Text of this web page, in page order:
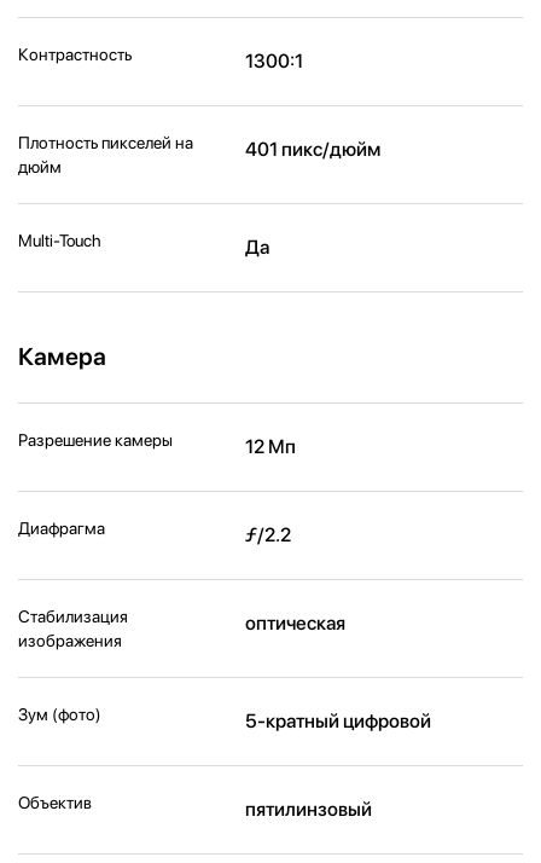
Контрастность 1300:1
Плотность пикселей на
дюйм
401 пикс/дюйм
Multi-Touch Да
Камера
Разрешение камеры 12 Мп
Диафрагма ƒ/2.2
Стабилизация
изображения
оптическая
Зум (фото) 5-кратный цифровой
Объектив пятилинзовый